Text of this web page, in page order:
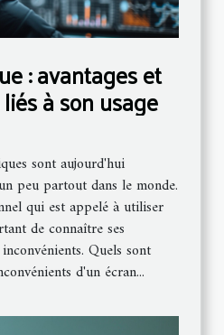
: avantages et
à son usage
sont aujourd'hui
peu partout dans le monde.
qui est appelé à utiliser
de connaître ses
Quels sont
d'un écran...